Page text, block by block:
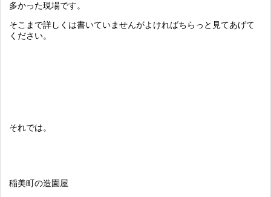
多かった現場です。
そこまで詳しくは書いていませんがよければちらっと見てあげて
ください。
それでは。
稲美町の造園屋